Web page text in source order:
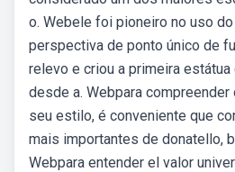
o. Webele foi pioneiro no uso
perspectiva de ponto único de
relevo e criou a primeira estátua
desde a. Webpara
seu estilo, é conveniente que
mais importantes de donatello,
Webpara entender el valor